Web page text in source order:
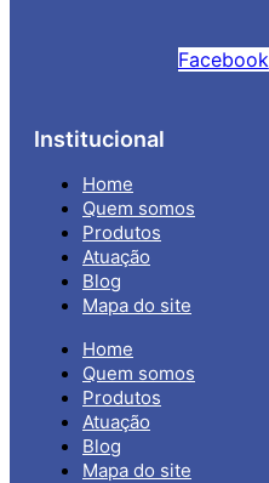
Facebook
Institucional
Home
Quem somos
Produtos
Atuação
Blog
Mapa do site
Home
Quem somos
Produtos
Atuação
Blog
Mapa do site